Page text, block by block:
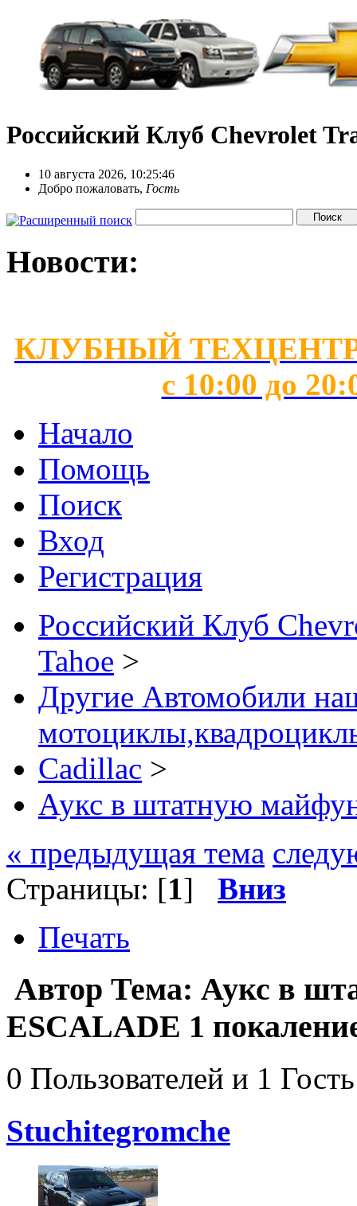
Российский Клуб Chevrolet
10 августа 2026, 10:25:46
Добро пожаловать, Гость
Новости:
КЛУБНЫЙ
с 10:00 до
Начало
Помощь
Поиск
Вход
Регистрация
Российский Клуб
Tahoe >
Другие Автомобили
Cadillac >
Аукс в штатную
« предыдущая тема
Страницы: [1] Вниз
Печать
Автор Тема: Аукс в
ESCALADE 1
0 Пользователей и 1
Stuchitegromche